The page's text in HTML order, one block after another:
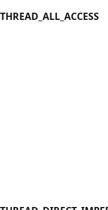
THREAD_ALL_ACCESS